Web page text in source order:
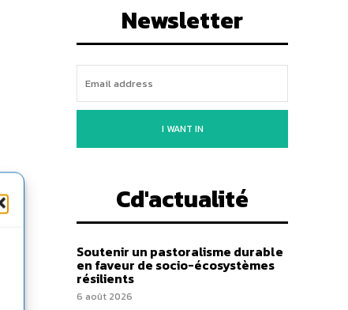
Newsletter
I WANT IN
Cd'actualité
Soutenir un pastoralisme durable
en faveur de socio-écosystèmes
résilients
6 août 2026